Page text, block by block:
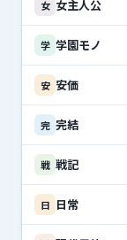
女 女主人公
学 学園モノ
安 安価
完 完結
戦 戦記
日 日常